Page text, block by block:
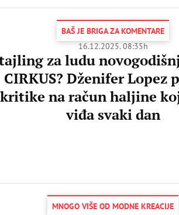
BAŠ JE BRIGA ZA KOMENTARE
16.12.2025. 08:35h
za ludu
CIRKUS? Dženifer Lopez
kritike na račun haljine
viđa svaki dan
MNOGO VIŠE OD MODNE KREACIJE